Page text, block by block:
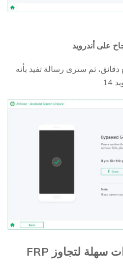
ثم سترى رسالة تفيد بأنه
[دليل الفيديو] خطوات سهلة لتجاوز FRP